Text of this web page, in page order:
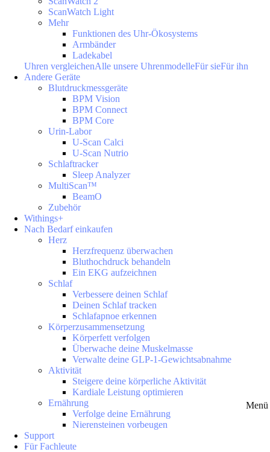
Menü
ScanWatch Light
Mehr
Funktionen des Uhr-Ökosystems
Armbänder
Ladekabel
Uhren vergleichenAlle unsere UhrenmodelleFür sieFür ihn
Andere Geräte
Blutdruckmessgeräte
BPM Vision
BPM Connect
BPM Core
Urin-Labor
U-Scan Calci
U-Scan Nutrio
Schlaftracker
Sleep Analyzer
MultiScan™
BeamO
Zubehör
Withings+
Nach Bedarf einkaufen
Herz
Herzfrequenz überwachen
Bluthochdruck behandeln
Ein EKG aufzeichnen
Schlaf
Verbessere deinen Schlaf
Deinen Schlaf tracken
Schlafapnoe erkennen
Körperzusammensetzung
Körperfett verfolgen
Überwache deine Muskelmasse
Verwalte deine GLP-1-Gewichtsabnahme
Aktivität
Steigere deine körperliche Aktivität
Kardiale Leistung optimieren
Ernährung
Verfolge deine Ernährung
Nierensteinen vorbeugen
Support
Für Fachleute